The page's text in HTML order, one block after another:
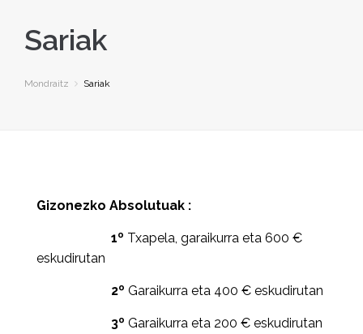
Sariak
Mondraitz Sariak
Gizonezko Absolutuak :
1º Txapela, garaikurra eta 600 €
eskudirutan
2º Garaikurra eta 400 € eskudirutan
3º Garaikurra eta 200 € eskudirutan